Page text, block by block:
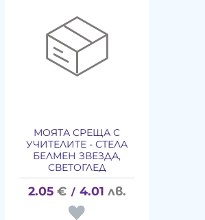
МОЯТА СРЕЩА С
УЧИТЕЛИТЕ - СТЕЛА
БЕЛМЕН ЗВЕЗДА,
СВЕТОГЛЕД
2.05 € / 4.01 лв.